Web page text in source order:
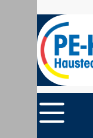
Suche springen